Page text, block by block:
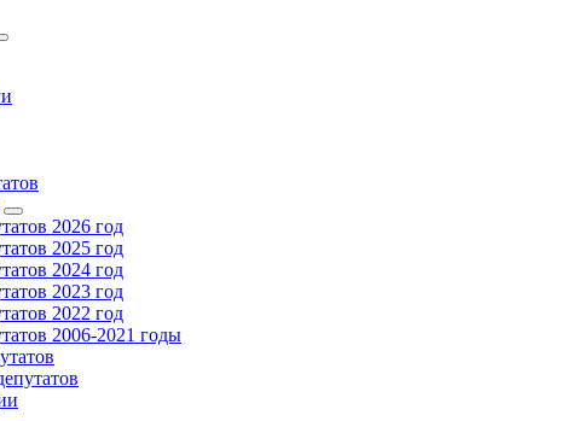
2026 год
2025 год
2024 год
2023 год
2022 год
2006-2021 годы